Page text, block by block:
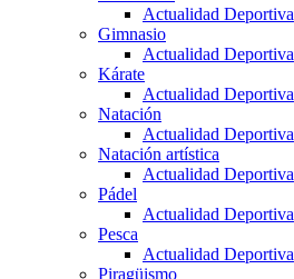
Actualidad Deportiva
Gimnasio
Actualidad Deportiva
Kárate
Actualidad Deportiva
Natación
Actualidad Deportiva
Natación artística
Actualidad Deportiva
Pádel
Actualidad Deportiva
Pesca
Actualidad Deportiva
Piragüismo